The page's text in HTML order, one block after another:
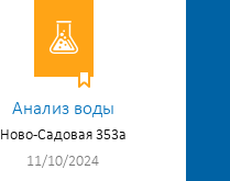
Анализ воды
Ново-Садовая 353а
11/10/2024